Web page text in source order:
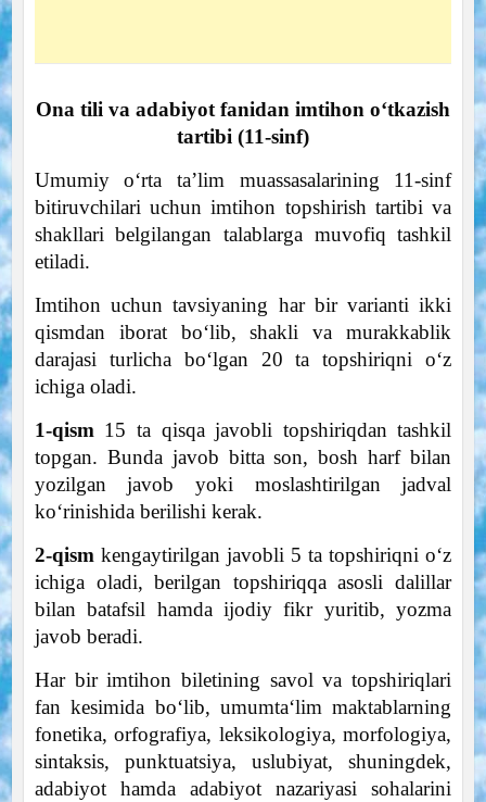
Ona tili va adabiyot fanidan imtihon oʻtkazish
tartibi (11-sinf)
Umumiy oʻrta taʼlim muassasalarining 11-sinf
bitiruvchilari uchun imtihon topshirish tartibi va
shakllari belgilangan talablarga muvofiq tashkil
etiladi.
Imtihon uchun tavsiyaning har bir varianti ikki
qismdan iborat boʻlib, shakli va murakkablik
darajasi turlicha boʻlgan 20 ta topshiriqni oʻz
ichiga oladi.
1-qism15 ta qisqa javobli topshiriqdan tashkil
topgan. Bunda javob bitta son, bosh harf bilan
yozilgan javob yoki moslashtirilgan jadval
koʻrinishida berilishi kerak.
2-qismkengaytirilgan javobli 5 ta topshiriqni oʻz
ichiga oladi, berilgan topshiriqqa asosli dalillar
bilan batafsil hamda ijodiy fikr yuritib, yozma
javob beradi.
Har bir imtihon biletining savol va topshiriqlari
fan kesimida boʻlib, umumtaʻlim maktablarning
fonetika, orfografiya, leksikologiya, morfologiya,
sintaksis, punktuatsiya, uslubiyat, shuningdek,
adabiyot hamda adabiyot nazariyasi sohalarini